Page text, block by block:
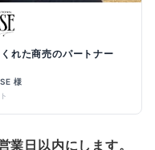
れた商売のパートナー
様
日以内にします。